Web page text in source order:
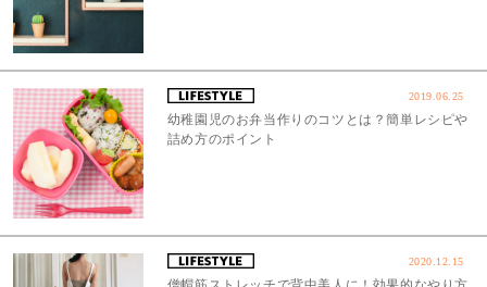
2019.06.25
幼稚園児のお弁当作りのコツとは？簡単レシピや
詰め方のポイント
2020.12.15